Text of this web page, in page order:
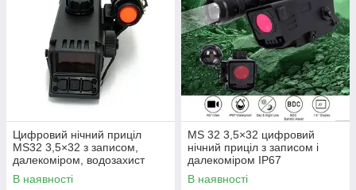
Цифровий нічний приціл
MS32 3,5×32 з записом,
далекоміром, водозахист
IP67
В наявності
MS 32 3,5×32 цифровий
нічний приціл з записом і
далекоміром IP67
В наявності